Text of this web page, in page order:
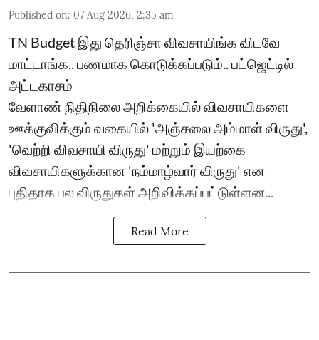
Published on: 07 Aug 2026, 2:35 am
TN Budget இது தெரிஞ்சா விவசாயிங்க விடவே
மாட்டாங்க.. பணமாக கொடுக்கப்படும்.. பட்ஜெட்டில்
அட்டகாசம்
வேளாண் நிதிநிலை அறிக்கையில் விவசாயிகளை
ஊக்குவிக்கும் வகையில் 'அஞ்சலை அம்மாள் விருது',
'வெற்றி விவசாயி விருது' மற்றும் இயற்கை
விவசாயிகளுக்கான 'நம்மாழ்வார் விருது' என
புதிதாக பல விருதுகள் அறிவிக்கப்பட்டுள்ளன...
Read More